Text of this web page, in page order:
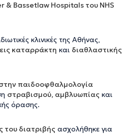
& Bassetlaw Hospitals του NHS
καταρράκτη και διαθλαστικής
στην παιδοοφθαλμολογία
στραβισμού, αμβλυωπίας και
όρασης.
του διατριβής ασχολήθηκε για